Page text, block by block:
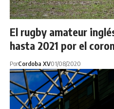
El rugby amateur
hasta 2021 por el
PorCordoba XV01/08/2020